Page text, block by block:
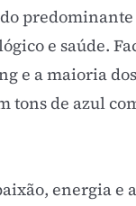
predominante
e saúde.
e a maioria
tons de azul
energia e